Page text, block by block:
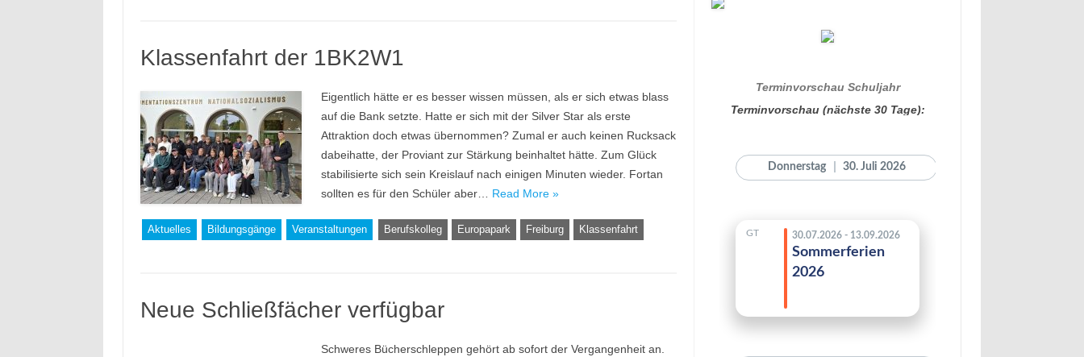
Klassenfahrt der 1BK2W1
Eigentlich hätte er es besser wissen müssen, als er sich etwas blass
auf die Bank setzte. Hatte er sich mit der Silver Star als erste
Attraktion doch etwas übernommen? Zumal er auch keinen Rucksack
dabeihatte, der Proviant zur Stärkung beinhaltet hätte. Zum Glück
stabilisierte sich sein Kreislauf nach einigen Minuten wieder. Fortan
sollten es für den Schüler aber… Read More »
Aktuelles Bildungsgänge Veranstaltungen Berufskolleg Europapark Freiburg Klassenfahrt
Neue Schließfächer verfügbar
Schweres Bücherschleppen gehört ab sofort der Vergangenheit an.
Terminvorschau Schuljahr
Terminvorschau (nächste 30 Tage):